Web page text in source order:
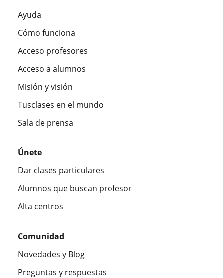
Ayuda
Cómo funciona
Acceso profesores
Acceso a alumnos
Misión y visión
Tusclases en el mundo
Sala de prensa
Únete
Dar clases particulares
Alumnos que buscan profesor
Alta centros
Comunidad
Novedades y Blog
Preguntas y respuestas